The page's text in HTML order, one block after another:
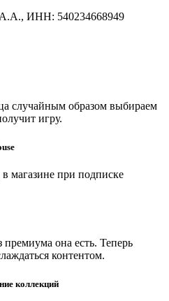
ИНН: 540234668949
случайным образом выбираем
игру.
магазине при подписке
она есть. Теперь
контентом.
коллекций